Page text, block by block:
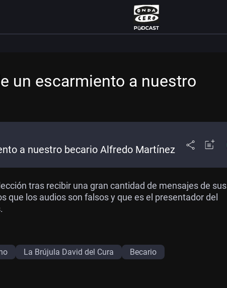
un escarmiento a nuestro
a nuestro becario Alfredo Martínez
tras recibir una gran cantidad de mensajes de sus
los audios son falsos y que es el presentador del
La Brújula David del Cura Becario